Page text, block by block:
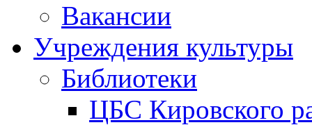
Вакансии
Учреждения культуры
Библиотеки
ЦБС Кировского